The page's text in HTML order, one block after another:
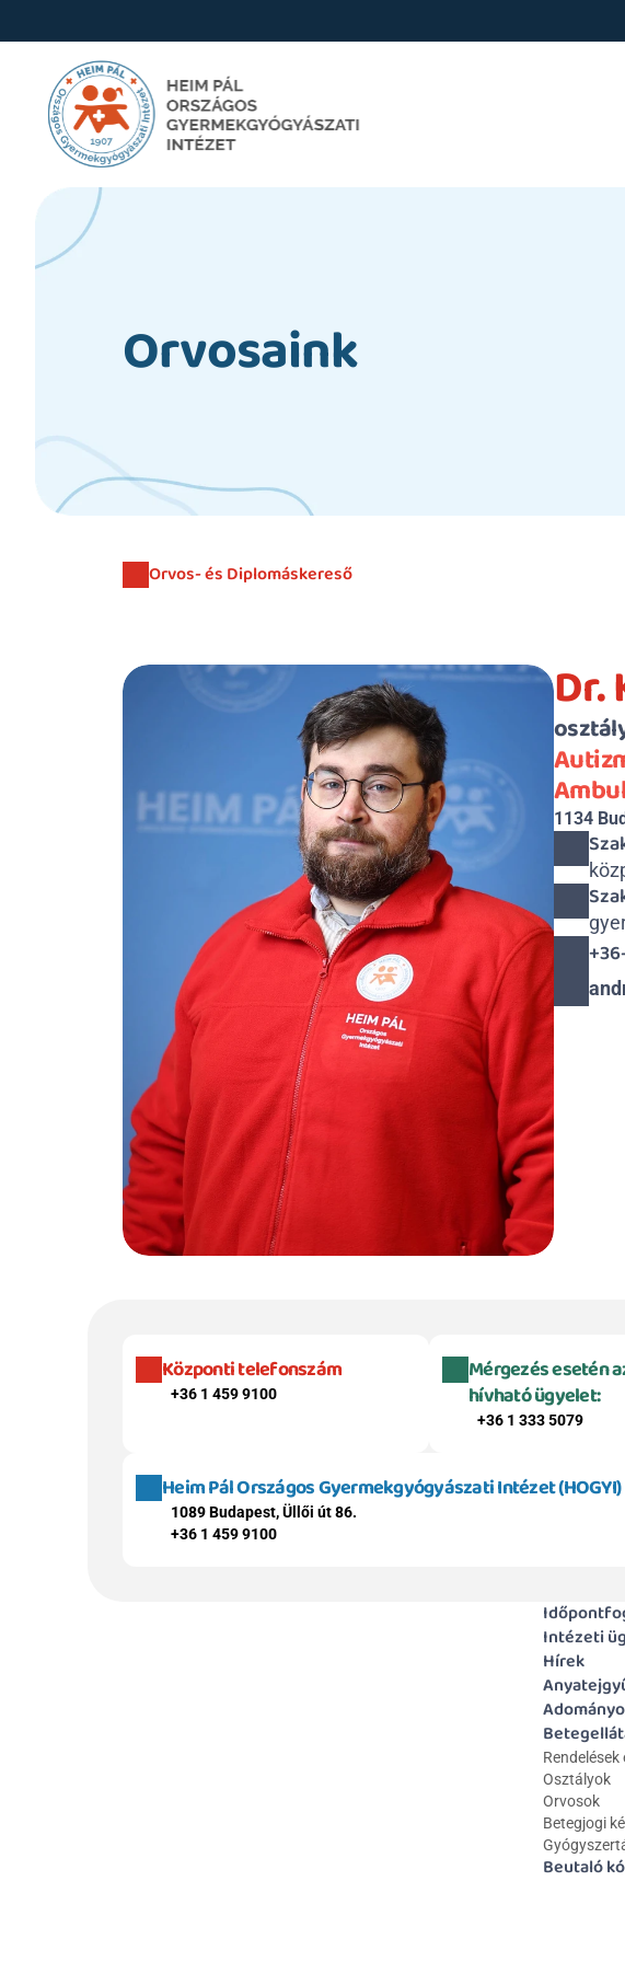
Orvosaink
Orvos- és Diplomáskereső
Dr.
1134
Központi telefonszám
+36 1 459 9100
Mérgezés esetén
hívható ügyelet:
+36 1 333 5079
Heim Pál Országos Gyermekgyógyászati Intézet (HOGYI)
1089 Budapest, Üllői út 86.
+36 1 459 9100
Intézeti
Hírek
Rendelések
Osztályok
Orvosok
Betegjogi
Beutaló